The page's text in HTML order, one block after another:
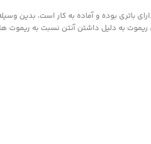
به دلیل داشتن آنتن نسبت به ریموت